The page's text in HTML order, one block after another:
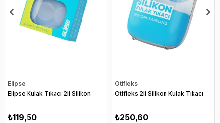
Elipse
Elipse Kulak Tıkacı 2li Silikon
₺119,50
Otifleks
Otifleks 2li Silikon Kulak Tıkacı
₺250,60